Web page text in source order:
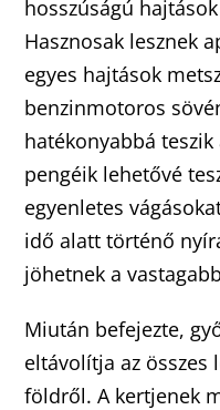
hosszúságú
Hasznosak lesznek
egyes hajtások
benzinmotoros
hatékonyabbá
pengéik lehetővé
egyenletes
idő alatt történő
jöhetnek a
Miután befejezte,
eltávolítja az
földről. A kertjenek